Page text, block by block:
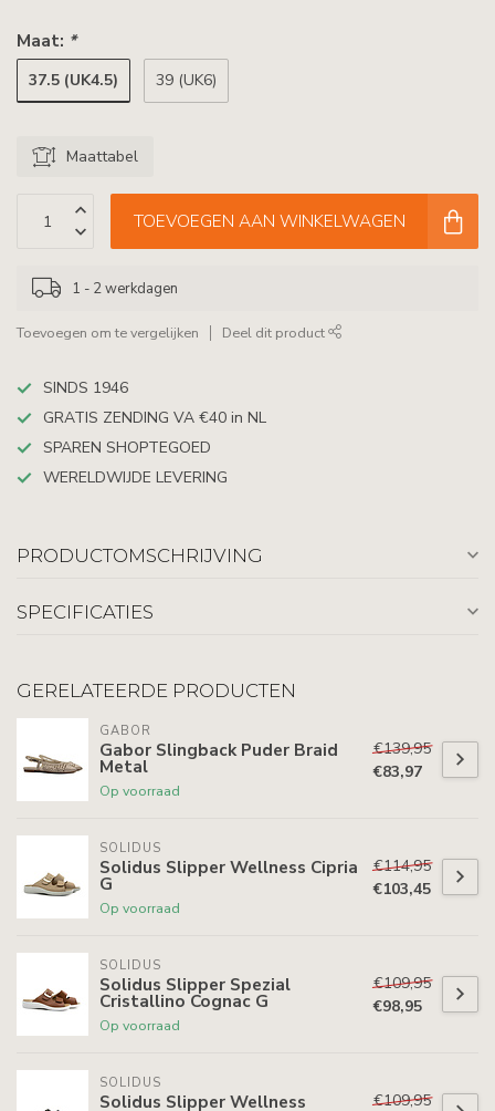
Maat: *
37.5 (UK4.5) 39 (UK6)
Maattabel
TOEVOEGEN AAN WINKELWAGEN
1 - 2 werkdagen
Toevoegen om te vergelijken Deel dit product
SINDS 1946
GRATIS ZENDING VA €40 in NL
SPAREN SHOPTEGOED
WERELDWIJDE LEVERING
PRODUCTOMSCHRIJVING
SPECIFICATIES
GERELATEERDE PRODUCTEN
GABOR
Gabor Slingback Puder Braid
Metal
Op voorraad
€139,95
€83,97
SOLIDUS
Solidus Slipper Wellness Cipria
G
Op voorraad
€114,95
€103,45
SOLIDUS
Solidus Slipper Spezial
Cristallino Cognac G
Op voorraad
€109,95
€98,95
SOLIDUS
Solidus Slipper Wellness
€109,95